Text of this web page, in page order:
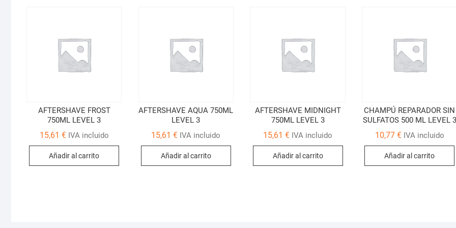
AFTERSHAVE FROST
750ML LEVEL 3
15,61 € IVA incluido
Añadir al carrito
AFTERSHAVE AQUA 750ML
LEVEL 3
15,61€ IVA incluido
Añadir al carrito
AFTERSHAVE MIDNIGHT
750ML LEVEL 3
15,61€ IVA incluido
Añadir al carrito
CHAMPÚ REPARADOR SIN
SULFATOS 500 ML LEVEL 3
10,77 € IVA incluido
Añadir al carrito